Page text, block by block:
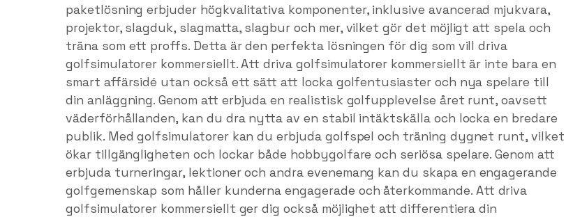
paketlösning erbjuder högkvalitativa komponenter, inklusive avancerad mjukvara,
projektor, slagduk, slagmatta, slagbur och mer, vilket gör det möjligt att spela och
träna som ett proffs. Detta är den perfekta lösningen för dig som vill driva
golfsimulatorer kommersiellt. Att driva golfsimulatorer kommersiellt är inte bara en
smart affärsidé utan också ett sätt att locka golfentusiaster och nya spelare till
din anläggning. Genom att erbjuda en realistisk golfupplevelse året runt, oavsett
väderförhållanden, kan du dra nytta av en stabil intäktskälla och locka en bredare
publik. Med golfsimulatorer kan du erbjuda golfspel och träning dygnet runt, vilket
ökar tillgängligheten och lockar både hobbygolfare och seriösa spelare. Genom att
erbjuda turneringar, lektioner och andra evenemang kan du skapa en engagerande
golfgemenskap som håller kunderna engagerade och återkommande. Att driva
golfsimulatorer kommersiellt ger dig också möjlighet att differentiera din